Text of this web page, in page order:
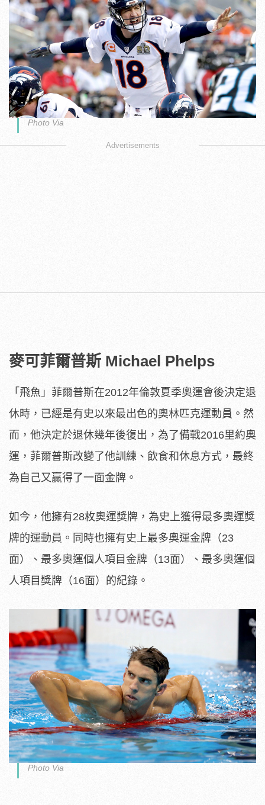
Photo Via
Advertisements
麥可菲爾普斯 Michael Phelps
「飛魚」菲爾普斯在2012年倫敦夏季奧運會後決定退
休時，已經是有史以來最出色的奧林匹克運動員。然
而，他決定於退休幾年後復出，為了備戰2016里約奧
運，菲爾普斯改變了他訓練、飲食和休息方式，最終
為自己又贏得了一面金牌。
如今，他擁有28枚奧運獎牌，為史上獲得最多奧運獎
牌的運動員。同時也擁有史上最多奧運金牌（23
面）、最多奧運個人項目金牌（13面）、最多奧運個
人項目獎牌（16面）的紀錄。
Photo Via